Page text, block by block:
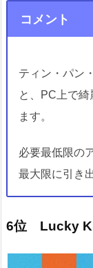
コメント
ティン・パン
と、PC上で綺
ます。
必要最低限の
最大限に引き
6位 Lucky